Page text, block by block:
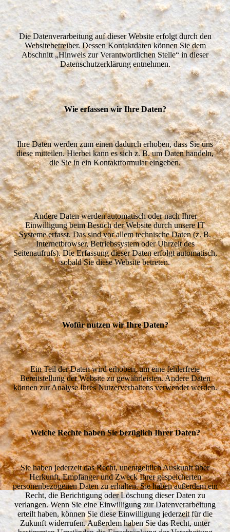
Die Datenverarbeitung auf dieser Website erfolgt durch den
Websitebetreiber. Dessen Kontaktdaten können Sie dem
Abschnitt „Hinweis zur Verantwortlichen Stelle“ in dieser
Datenschutzerklärungentnehmen.
Wie erfassen wir Ihre Daten?
Ihre Daten werden zum einen dadurch erhoben, dass Sie uns
diese mitteilen. Hierbei kann es sich z. B. umDaten handeln,
die Sie in ein Kontaktformular eingeben.
Andere Daten werden automatisch oder nach Ihrer
Einwilligung beim Besuch der Website durch unsere IT
Systeme erfasst. Das sind vor allem technische Daten (z. B.
Internetbrowser, Betriebssystem oder Uhrzeit des
Seitenaufrufs). Die Erfassung dieser Daten erfolgt automatisch,
sobald Sie diese Website betreten.
Wofür nutzen wir Ihre Daten?
Ein Teil der Daten wird erhoben, um eine fehlerfreie
Bereitstellung der Website zu gewährleisten. Andere Daten
können zur Analyse Ihres Nutzerverhaltens verwendet werden.
Welche Rechte haben Sie bezüglich Ihrer Daten?
Sie haben jederzeit das Recht, unentgeltlich Auskunft über
Herkunft, Empfänger und Zweck Ihrer gespeicherten
personenbezogenen Daten zu erhalten. Sie haben außerdem ein
Recht, die Berichtigung oder Löschung dieser Daten zu
verlangen. Wenn Sie eine Einwilligung zur Datenverarbeitung
erteilt haben, können Sie diese Einwilligung jederzeit für die
Zukunft widerrufen. Außerdem haben Sie das Recht, unter